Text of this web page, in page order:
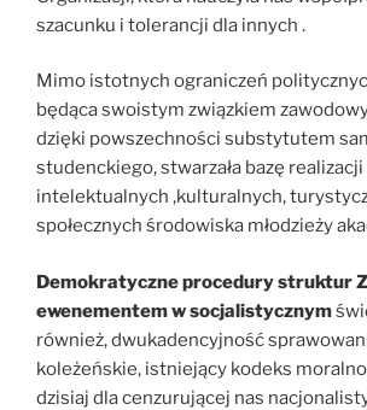
szacunku i tolerancji dla innych .
Mimo istotnych ograniczeń
będąca swoistym związkiem
dzięki powszechności substytutem
studenckiego, stwarzała bazę
intelektualnych ,kulturalnych,
społecznych środowiska młodzieży
Demokratyczne procedury struktur
ewenementem w socjalistycznym
również, dwukadencyjność
koleżeńskie, istniejący kodeks
dzisiaj dla cenzurującej nas